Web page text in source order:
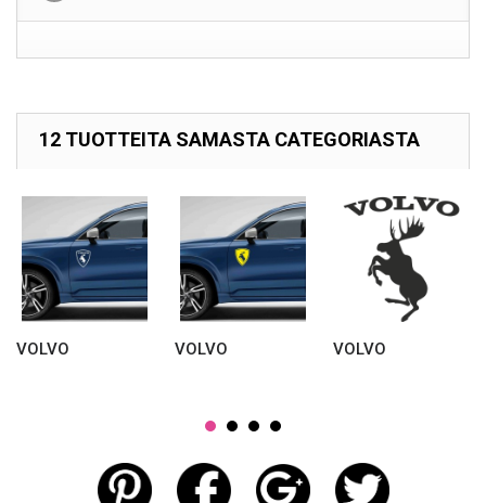
12 TUOTTEITA SAMASTA CATEGORIASTA
VOLVO VOLVO VOLVO